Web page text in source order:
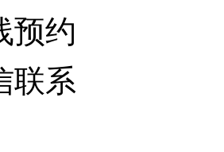
预约
联系